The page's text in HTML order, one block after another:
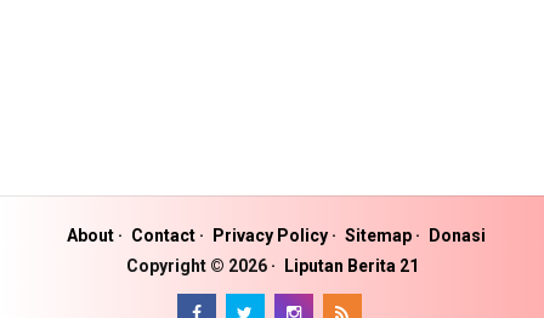
About Contact Privacy Policy Sitemap
Donasi
Copyright © 2026 Liputan Berita 21